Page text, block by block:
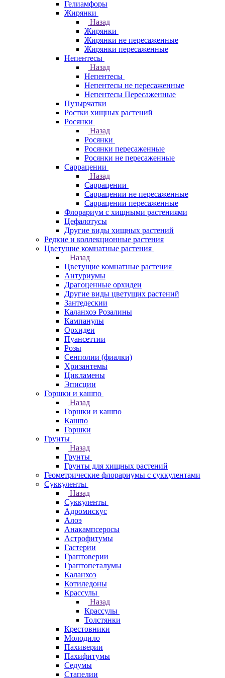
Гелиамфоры
Жирянки
Назад
Жирянки
Жирянки не пересаженные
Жирянки пересаженные
Непентесы
Назад
Непентесы
Непентесы не пересаженные
Непентесы Пересаженные
Пузырчатки
Ростки хищных растений
Росянки
Назад
Росянки
Росянки пересаженные
Росянки не пересаженные
Саррацении
Назад
Саррацении
Саррацении не пересаженные
Саррацении пересаженные
Флорариум с хищными растениями
Цефалотусы
Другие виды хищных растений
Редкие и коллекционные растения
Цветущие комнатные растения
Назад
Цветущие комнатные растения
Антуриумы
Драгоценные орхидеи
Другие виды цветущих растений
Зантедескии
Каланхоэ Розалины
Кампанулы
Орхидеи
Пуансеттии
Розы
Сенполии (фиалки)
Хризантемы
Цикламены
Эписции
Горшки и кашпо
Назад
Горшки и кашпо
Кашпо
Горшки
Грунты
Назад
Грунты
Грунты для хищных растений
Геометрические флорариумы с суккулентами
Суккуленты
Назад
Суккуленты
Адромискус
Алоэ
Анакампсеросы
Астрофитумы
Гастерии
Граптоверии
Граптопеталумы
Каланхоэ
Котиледоны
Крассулы
Назад
Крассулы
Толстянки
Крестовники
Молодило
Пахиверии
Пахифитумы
Седумы
Стапелии